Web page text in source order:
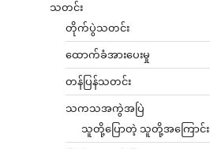
သတင်း
တိုက်ပွဲသတင်း
ထောက်ခံအားပေးမှု
တန်ပြန်သတင်း
သကသအကွဲအပြဲ
သူတို့ပြောတဲ့ သူတို့အကြောင်း